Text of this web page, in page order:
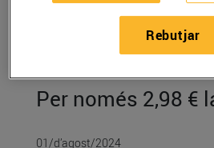
Crema freda
amb cruixent
salat
Per només 2,98 €
01/d’agost/2024
Rebutjar